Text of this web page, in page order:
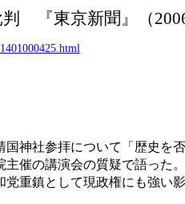
『東京新聞』（
神社参拝について「歴史を
催の講演会の質疑で語った。
重鎮として現政権にも強い